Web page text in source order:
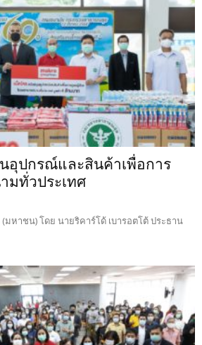
อุปกรณ์และสินค้าเพื่อการ
มทั่วประเทศ
หาชน) โดย นายริคาร์โด้ เบารอตโต้ ประธาน